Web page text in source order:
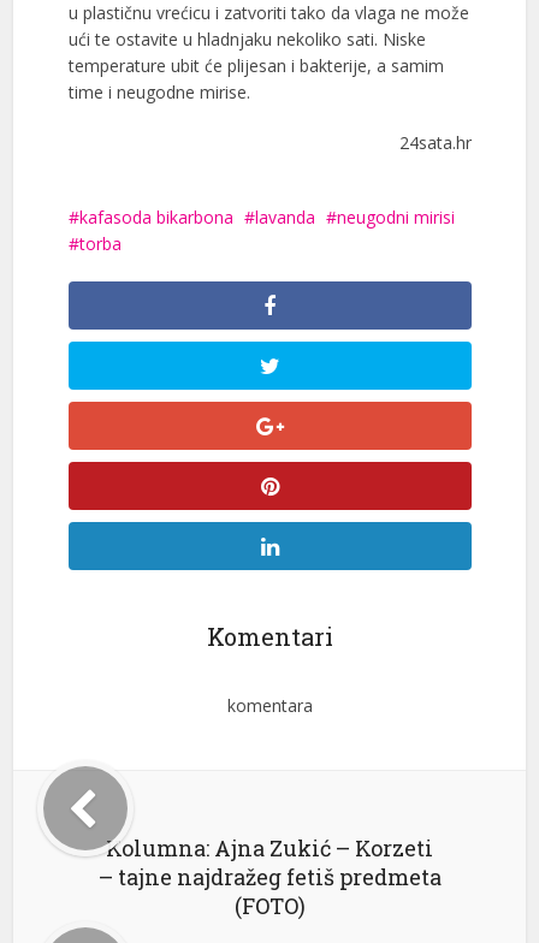
u plastičnu vrećicu i zatvoriti tako da vlaga ne može
ući te ostavite u hladnjaku nekoliko sati. Niske
temperature ubit će plijesan i bakterije, a samim
time i neugodne mirise.
24sata.hr
kafasoda bikarbona lavanda
neugodni mirisi
torba
Komentari
komentara
Kolumna: Ajna Zukić – Korzeti
– tajne najdražeg fetiš predmeta
(FOTO)